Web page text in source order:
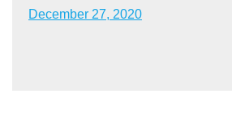
December 27, 2020